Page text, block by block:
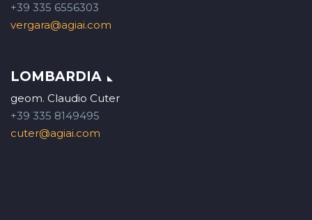
+39 335 6556303
vergara@agiai.com
LOMBARDIA
geom. Claudio Cuter
+39 335 8149495
cuter@agiai.com